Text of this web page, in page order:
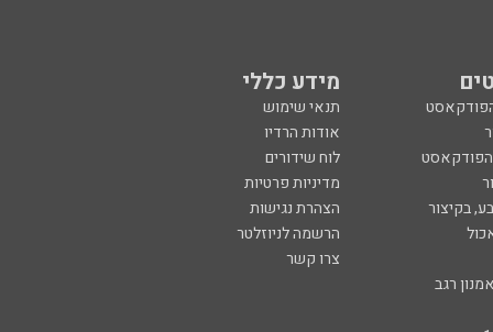
מידע כללי
תנאי שימוש
אודות הרדיו
הפודקאסט
לוח שידורים
מדיניות פרטיות
בקיצור
הצהרת נגישות
הרשמה לניוזלטר
צרו קשר
רגב